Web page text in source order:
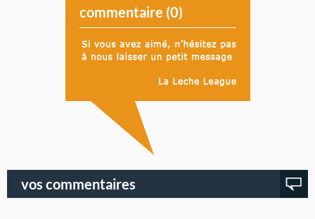
commentaire (0)
vos commentaires